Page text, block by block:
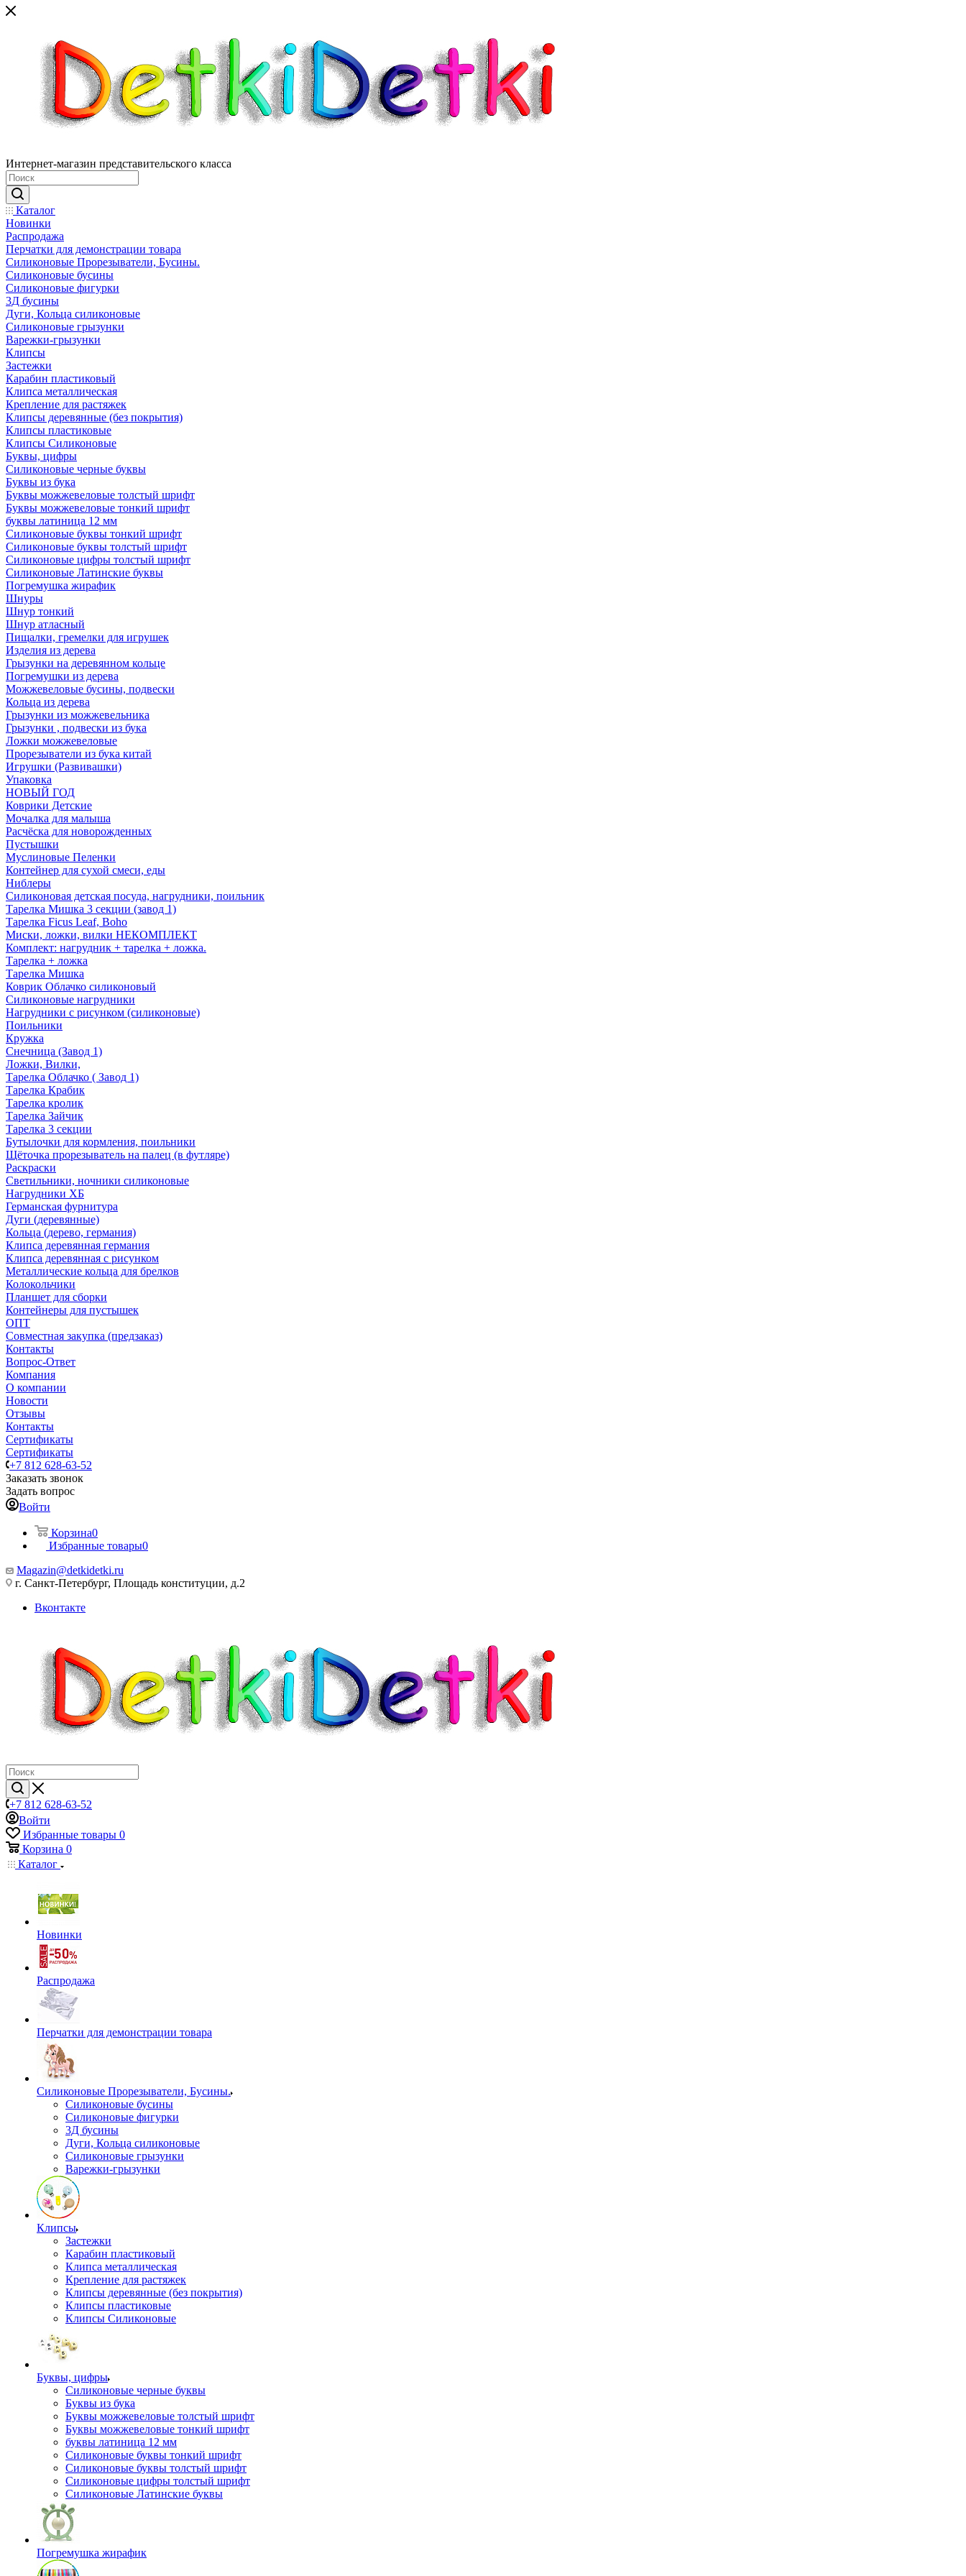
Интернет-магазин представительского класса
Каталог
Новинки
Распродажа
Перчатки для демонстрации товара
Силиконовые Прорезыватели, Бусины.
Силиконовые бусины
Силиконовые фигурки
3Д бусины
Дуги, Кольца силиконовые
Силиконовые грызунки
Варежки-грызунки
Клипсы
Застежки
Карабин пластиковый
Клипса металлическая
Крепление для растяжек
Клипсы деревянные (без покрытия)
Клипсы пластиковые
Клипсы Силиконовые
Буквы, цифры
Силиконовые черные буквы
Буквы из бука
Буквы можжевеловые толстый шрифт
Буквы можжевеловые тонкий шрифт
буквы латиница 12 мм
Силиконовые буквы тонкий шрифт
Силиконовые буквы толстый шрифт
Силиконовые цифры толстый шрифт
Силиконовые Латинские буквы
Погремушка жирафик
Шнуры
Шнур тонкий
Шнур атласный
Пищалки, гремелки для игрушек
Изделия из дерева
Грызунки на деревянном кольце
Погремушки из дерева
Можжевеловые бусины, подвески
Кольца из дерева
Грызунки из можжевельника
Грызунки , подвески из бука
Ложки можжевеловые
Прорезыватели из бука китай
Игрушки (Развивашки)
Упаковка
НОВЫЙ ГОД
Коврики Детские
Мочалка для малыша
Расчёска для новорожденных
Пустышки
Муслиновые Пеленки
Контейнер для сухой смеси, еды
Ниблеры
Силиконовая детская посуда, нагрудники, поильник
Тарелка Мишка 3 секции (завод 1)
Тарелка Ficus Leaf, Boho
Миски, ложки, вилки НЕКОМПЛЕКТ
Комплект: нагрудник + тарелка + ложка.
Тарелка + ложка
Тарелка Мишка
Коврик Облачко силиконовый
Силиконовые нагрудники
Нагрудники с рисунком (силиконовые)
Поильники
Кружка
Снечница (Завод 1)
Ложки, Вилки,
Тарелка Облачко ( Завод 1)
Тарелка Крабик
Тарелка кролик
Тарелка Зайчик
Тарелка 3 секции
Бутылочки для кормления, поильники
Щёточка прорезыватель на палец (в футляре)
Раскраски
Светильники, ночники силиконовые
Нагрудники ХБ
Германская фурнитура
Дуги (деревянные)
Кольца (дерево, германия)
Клипса деревянная германия
Клипса деревянная с рисунком
Металлические кольца для брелков
Колокольчики
Планшет для сборки
Контейнеры для пустышек
ОПТ
Совместная закупка (предзаказ)
Контакты
Вопрос-Ответ
Компания
О компании
Новости
Отзывы
Контакты
Сертификаты
Сертификаты
+7 812 628-63-52
Заказать звонок
Задать вопрос
Войти
Корзина0
Избранные товары0
Magazin@detkidetki.ru
г. Санкт-Петербург, Площадь конституции, д.2
Вконтакте
+7 812 628-63-52
Войти
Избранные товары 0
Корзина 0
Каталог
Новинки
Распродажа
Перчатки для демонстрации товара
Силиконовые Прорезыватели, Бусины.
Силиконовые бусины
Силиконовые фигурки
3Д бусины
Дуги, Кольца силиконовые
Силиконовые грызунки
Варежки-грызунки
Клипсы
Застежки
Карабин пластиковый
Клипса металлическая
Крепление для растяжек
Клипсы деревянные (без покрытия)
Клипсы пластиковые
Клипсы Силиконовые
Буквы, цифры
Силиконовые черные буквы
Буквы из бука
Буквы можжевеловые толстый шрифт
Буквы можжевеловые тонкий шрифт
буквы латиница 12 мм
Силиконовые буквы тонкий шрифт
Силиконовые буквы толстый шрифт
Силиконовые цифры толстый шрифт
Силиконовые Латинские буквы
Погремушка жирафик